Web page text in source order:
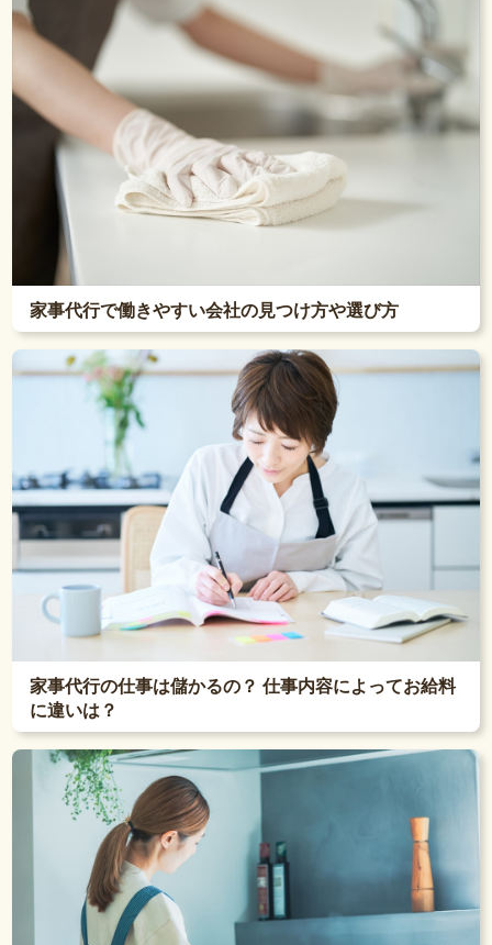
家事代行で働きやすい会社の見つけ方や選び方
家事代行の仕事は儲かるの？ 仕事内容によってお給料
に違いは？